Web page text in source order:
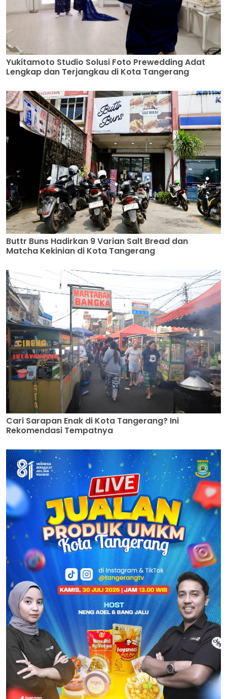
Yukitamoto Studio Solusi Foto Prewedding Adat
Lengkap dan Terjangkau di Kota Tangerang
Buttr Buns Hadirkan 9 Varian Salt Bread dan
Matcha Kekinian di Kota Tangerang
Cari Sarapan Enak di Kota Tangerang? Ini
Rekomendasi Tempatnya